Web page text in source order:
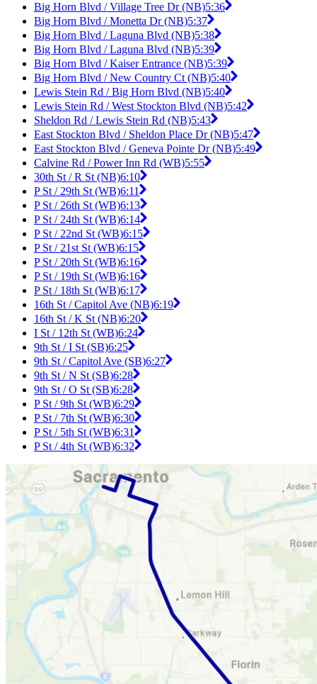
Big Horn Blvd / Village Tree Dr (NB)5:36
Big Horn Blvd / Monetta Dr (NB)5:37
Big Horn Blvd / Laguna Blvd (NB)5:38
Big Horn Blvd / Laguna Blvd (NB)5:39
Big Horn Blvd / Kaiser Entrance (NB)5:39
Big Horn Blvd / New Country Ct (NB)5:40
Lewis Stein Rd / Big Horn Blvd (NB)5:40
Lewis Stein Rd / West Stockton Blvd (NB)5:42
Sheldon Rd / Lewis Stein Rd (NB)5:43
East Stockton Blvd / Sheldon Place Dr (NB)5:47
East Stockton Blvd / Geneva Pointe Dr (NB)5:49
Calvine Rd / Power Inn Rd (WB)5:55
30th St / R St (NB)6:10
P St / 29th St (WB)6:11
P St / 26th St (WB)6:13
P St / 24th St (WB)6:14
P St / 22nd St (WB)6:15
P St / 21st St (WB)6:15
P St / 20th St (WB)6:16
P St / 19th St (WB)6:16
P St / 18th St (WB)6:17
16th St / Capitol Ave (NB)6:19
16th St / K St (NB)6:20
I St / 12th St (WB)6:24
9th St / I St (SB)6:25
9th St / Capitol Ave (SB)6:27
9th St / N St (SB)6:28
9th St / O St (SB)6:28
P St / 9th St (WB)6:29
P St / 7th St (WB)6:30
P St / 5th St (WB)6:31
P St / 4th St (WB)6:32